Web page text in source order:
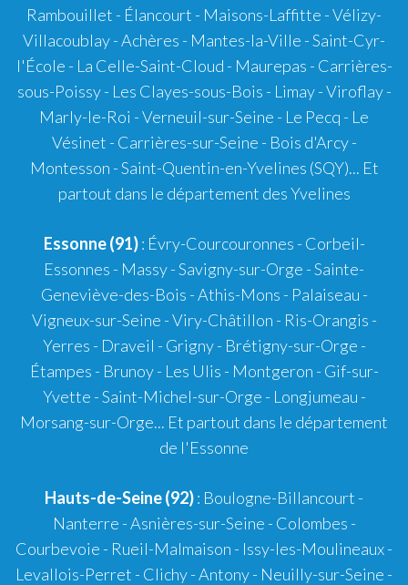
Rambouillet - Élancourt - Maisons-Laffitte - Vélizy-
Villacoublay - Achères - Mantes-la-Ville - Saint-Cyr-
l'École - La Celle-Saint-Cloud - Maurepas - Carrières-
sous-Poissy - Les Clayes-sous-Bois - Limay - Viroflay -
Marly-le-Roi - Verneuil-sur-Seine - Le Pecq - Le
Vésinet - Carrières-sur-Seine - Bois d'Arcy -
Montesson - Saint-Quentin-en-Yvelines (SQY)... Et
partout dans le département des Yvelines
Essonne (91): Évry-Courcouronnes - Corbeil-
Essonnes - Massy - Savigny-sur-Orge - Sainte-
Geneviève-des-Bois - Athis-Mons - Palaiseau -
Vigneux-sur-Seine - Viry-Châtillon - Ris-Orangis -
Yerres - Draveil - Grigny - Brétigny-sur-Orge -
Étampes - Brunoy - Les Ulis - Montgeron - Gif-sur-
Yvette - Saint-Michel-sur-Orge - Longjumeau -
Morsang-sur-Orge... Et partout dans le département
de l'Essonne
Hauts-de-Seine (92): Boulogne-Billancourt -
Nanterre - Asnières-sur-Seine - Colombes -
Courbevoie - Rueil-Malmaison - Issy-les-Moulineaux -
Levallois-Perret - Clichy - Antony - Neuilly-sur-Seine -